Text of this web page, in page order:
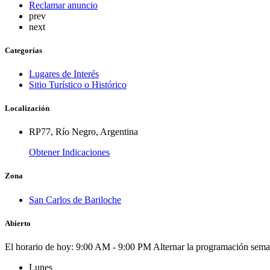
Reclamar anuncio
prev
next
Categorías
Lugares de Interés
Sitio Turístico o Histórico
Localización
RP77, Río Negro, Argentina
Obtener Indicaciones
Zona
San Carlos de Bariloche
Abierto
El horario de hoy: 9:00 AM - 9:00 PM Alternar la programación
Lunes